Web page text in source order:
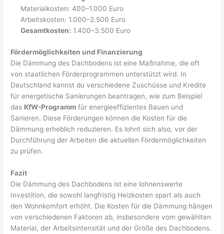
Materialkosten: 400–1.000 Euro
Arbeitskosten: 1.000–2.500 Euro
Gesamtkosten: 1.400–3.500 Euro
Fördermöglichkeiten und Finanzierung
Die Dämmung des Dachbodens ist eine Maßnahme, die oft
von staatlichen Förderprogrammen unterstützt wird. In
Deutschland kannst du verschiedene Zuschüsse und Kredite
für energetische Sanierungen beantragen, wie zum Beispiel
das KfW-Programm für energieeffizientes Bauen und
Sanieren. Diese Förderungen können die Kosten für die
Dämmung erheblich reduzieren. Es lohnt sich also, vor der
Durchführung der Arbeiten die aktuellen Fördermöglichkeiten
zu prüfen.
Fazit
Die Dämmung des Dachbodens ist eine lohnenswerte
Investition, die sowohl langfristig Heizkosten spart als auch
den Wohnkomfort erhöht. Die Kosten für die Dämmung hängen
von verschiedenen Faktoren ab, insbesondere vom gewählten
Material, der Arbeitsintensität und der Größe des Dachbodens.